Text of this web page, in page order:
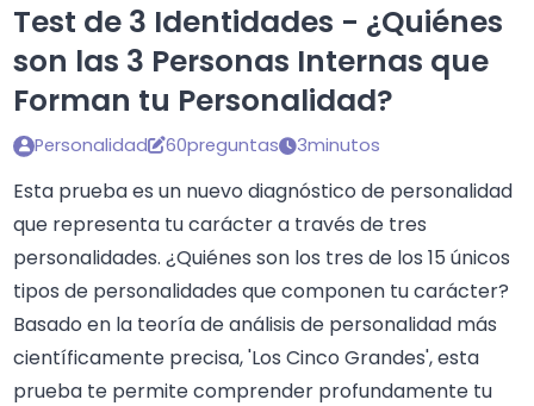
Test de 3 Identidades - ¿Quiénes
son las 3 Personas Internas que
Forman tu Personalidad?
Personalidad 60preguntas 3minutos
Esta prueba es un nuevo diagnóstico de personalidad
que representa tu carácter a través de tres
personalidades. ¿Quiénes son los tres de los 15 únicos
tipos de personalidades que componen tu carácter?
Basado en la teoría de análisis de personalidad más
científicamente precisa, 'Los Cinco Grandes', esta
prueba te permite comprender profundamente tu